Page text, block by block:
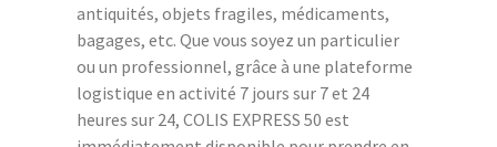
antiquités, objets fragiles, médicaments,
bagages, etc. Que vous soyez un particulier
ou un professionnel, grâce à une plateforme
logistique en activité 7 jours sur 7 et 24
heures sur 24, COLIS EXPRESS 50 est